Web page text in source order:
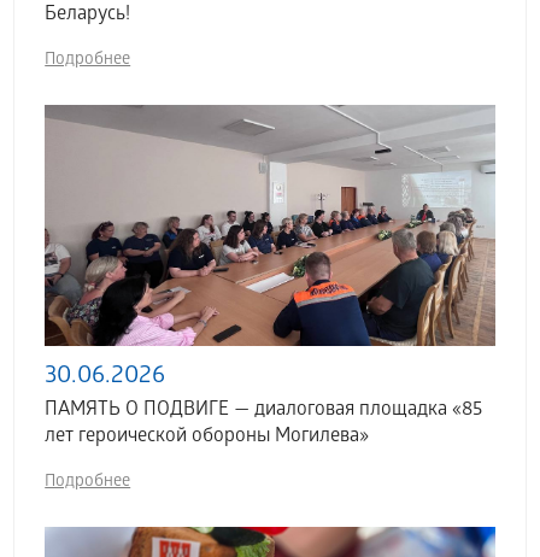
Беларусь!
Подробнее
30.06.2026
ПАМЯТЬ О ПОДВИГЕ — диалоговая площадка «85
лет героической обороны Могилева»
Подробнее